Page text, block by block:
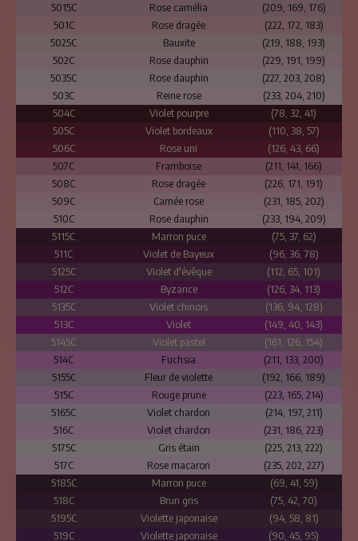
5015C
Rose camélia
(209, 169, 176)
501C
Rose dragée
(222, 172, 183)
5025C
Bauxite
(219, 188, 193)
502C
Rose dauphin
(229, 191, 199)
5035C
Rose dauphin
(227, 203, 208)
503C
Reine rose
(233, 204, 210)
504C
Violet pourpre
(78, 32, 41)
505C
Violet bordeaux
(110, 38, 57)
506C
Rose uni
(126, 43, 66)
507C
Framboise
(211, 141, 166)
508C
Rose dragée
(226, 171, 191)
509C
Camée rose
(231, 185, 202)
510C
Rose dauphin
(233, 194, 209)
5115C
Marron puce
(75, 37, 62)
511C
Violet de Bayeux
(96, 36, 78)
5125C
Violet d'évêque
(112, 65, 101)
512C
Byzance
(126, 34, 113)
5135C
Violet chinois
(136, 94, 128)
513C
Violet
(149, 40, 143)
5145C
Violet pastel
(161, 126, 154)
514C
Fuchsia
(211, 133, 200)
5155C
Fleur de violette
(192, 166, 189)
515C
Rouge prune
(223, 165, 214)
5165C
Violet chardon
(214, 197, 211)
516C
Violet chardon
(231, 186, 223)
5175C
Gris étain
(225, 213, 222)
517C
Rose macaron
(235, 202, 227)
5185C
Marron puce
(69, 41, 59)
518C
Brun gris
(75, 42, 70)
5195C
Violette japonaise
(94, 58, 81)
519C
Violette japonaise (90, 45, 95)